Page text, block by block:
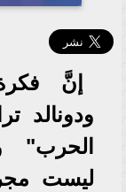
إنَّ
الحرب"
ليست